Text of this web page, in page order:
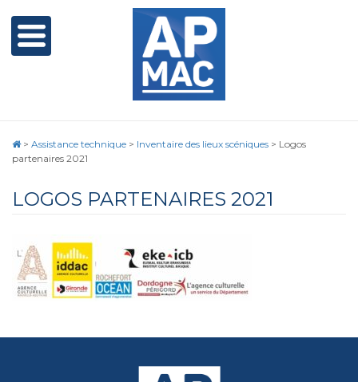
> Assistance technique > Inventaire des lieux scéniques > Logos
partenaires 2021
LOGOS PARTENAIRES 2021